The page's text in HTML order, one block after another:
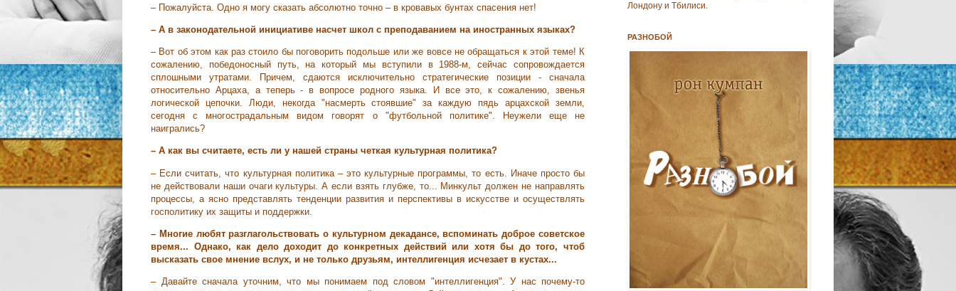
– Пожалуйста. Одно я могу сказать абсолютно точно – в кровавых бунтах спасения нет!
– А в законодательной инициативе насчет школ с преподаванием на иностранных языках?
– Вот об этом как раз стоило бы поговорить подольше или же вовсе не обращаться к этой теме! К
сожалению, победоносный путь, на который мы вступили в 1988-м, сейчас сопровождается
сплошными утратами. Причем, сдаются исключительно стратегические позиции - сначала
относительно Арцаха, а теперь - в вопросе родного языка. И все это, к сожалению, звенья
логической цепочки. Люди, некогда "насмерть стоявшие" за каждую пядь арцахской земли,
сегодня с многострадальным видом говорят о "футбольной политике". Неужели еще не
наигрались?
– А как вы считаете, есть ли у нашей страны четкая культурная политика?
– Если считать, что культурная политика – это культурные программы, то есть. Иначе просто бы
не действовали наши очаги культуры. А если взять глубже, то... Минкульт должен не направлять
процессы, а ясно представлять тенденции развития и перспективы в искусстве и осуществлять
госполитику их защиты и поддержки.
– Многие любят разглагольствовать о культурном декадансе, вспоминать доброе советское
время... Однако, как дело доходит до конкретных действий или хотя бы до того, чтоб
высказать свое мнение вслух, и не только друзьям, интеллигенция исчезает в кустах...
– Давайте сначала уточним, что мы понимаем под словом "интеллигенция". У нас почему-то
Лондону и Тбилиси.
РАЗНОБОЙ